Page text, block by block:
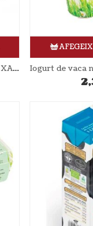
Iogurt de vaca natural 2x125gr XANCEDA